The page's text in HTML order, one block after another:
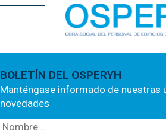
BOLETÍN DEL OSPERYH
Manténgase informado de nuestras
novedades